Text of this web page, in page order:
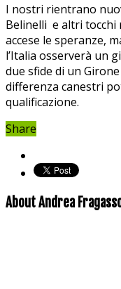
I nostri rientrano
Belinelli e altri tocchi
accese le speranze,
l’Italia osserverà un
due sfide di un
differenza canestri
qualificazione.
Share
About Andrea